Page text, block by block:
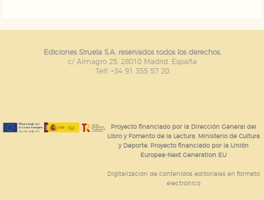
Ediciones Siruela S.A. reservados todos los derechos.
c/ Almagro 25. 28010 Madrid. España
Telf. +34 91 355 57 20
Proyecto financiado por la Dirección General del
Libro y Fomento de la Lectura, Ministerio de Cultura
y Deporte. Proyecto financiado por la Unión
Europea-Next Generation EU
Digitalización de contenidos editoriales en formato
electrónico